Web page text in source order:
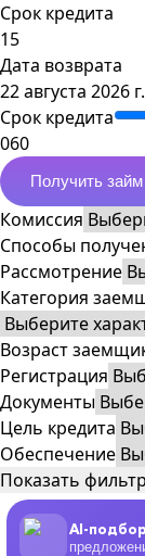
Срок кредита
Дата возврата
22 августа 2026 г.
Срок кредита
060
Получить займ
Комиссия
Способы
Рассмотрение
Категория
Возраст
Регистрация
Документы
Цель кредита
Обеспечение
Показать
AI-